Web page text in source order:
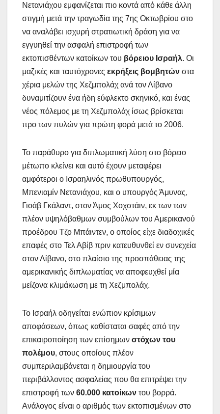
Νετανιάχου εμφανίζεται πιο κοντά από κάθε άλλη
στιγμή μετά την τραγωδία της 7ης Οκτωβρίου στο
να αναλάβει ισχυρή στρατιωτική δράση για να
εγγυηθεί την ασφαλή επιστροφή των
εκτοπισθέντων κατοίκων του βόρειου Ισραήλ. Οι
μαζικές και ταυτόχρονες εκρήξεις βομβητών στα
χέρια μελών της Χεζμπολάχ ανά τον Λίβανο
δυναμιτίζουν ένα ήδη εύφλεκτο σκηνικό, και ένας
νέος πόλεμος με τη Χεζμπολάχ ίσως βρίσκεται
προ των πυλών για πρώτη φορά μετά το 2006.
Το παράθυρο για διπλωματική λύση στο βόρειο
μέτωπο κλείνει και αυτό έχουν μεταφέρει
αμφότεροι ο Ισραηλινός πρωθυπουργός,
Μπενιαμίν Νετανιάχου, και ο υπουργός Άμυνας,
Γιοάβ Γκάλαντ, στον Άμος Χοχστάιν, εκ των των
πλέον υψηλόβαθμων συμβούλων του Αμερικανού
προέδρου Τζο Μπάιντεν, ο οποίος είχε διαδοχικές
επαφές στο Τελ Αβίβ πριν κατευθυνθεί εν συνεχεία
στον Λίβανο, στο πλαίσιο της προσπάθειας της
αμερικανικής διπλωματίας να αποφευχθεί μία
μείζονα κλιμάκωση με τη Χεζμπολάχ.
Το Ισραήλ οδηγείται ενώπιον κρίσιμων
αποφάσεων, όπως καθίσταται σαφές από την
επικαιροποίηση των επίσημων στόχων του
πολέμου, στους οποίους πλέον
συμπεριλαμβάνεται η δημιουργία του
περιβάλλοντος ασφαλείας που θα επιτρέψει την
επιστροφή των 60.000 κατοίκων του βορρά.
Ανάλογος είναι ο αριθμός των εκτοπισμένων στο